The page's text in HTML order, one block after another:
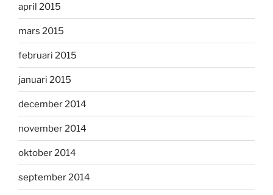
april 2015
mars 2015
februari 2015
januari 2015
december 2014
november 2014
oktober 2014
september 2014